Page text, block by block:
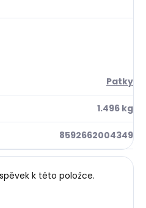
Patky
1.496 kg
8592662004349
k této položce.